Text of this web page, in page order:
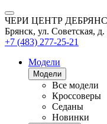
ЧЕРИ ЦЕНТР
Брянск, ул. Советская, д.
+7 (483) 277-25-21
Модели
Модели
Все модели
Кроссоверы
Седаны
Новинки